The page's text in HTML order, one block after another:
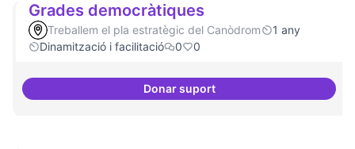
Grades democràtiques
Treballem el pla estratègic del Canòdrom
1 any
Dinamització i facilitació
0 0
Donar suportGrades democràtiques